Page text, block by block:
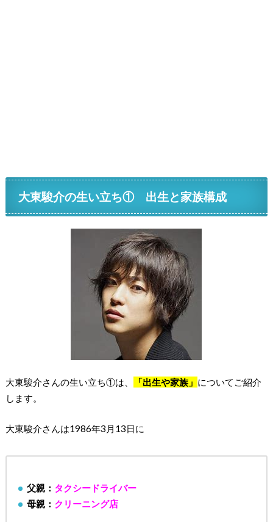
大東駿介の生い立ち① 出生と家族構成
大東駿介さんの生い立ち①は、 「出生や家族」 についてご紹介
します。
大東駿介さんは1986年3月13日に
父親： タクシードライバー
母親： クリーニング店